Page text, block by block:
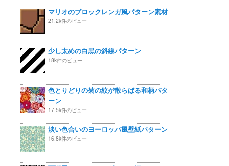
マリオのブロックレンガ風パターン素材
21.2k件のビュー
少し太めの白黒の斜線パターン
18k件のビュー
色とりどりの菊の紋が散らばる和柄パタ
ーン
17.5k件のビュー
淡い色合いのヨーロッパ風壁紙パターン
16.8k件のビュー